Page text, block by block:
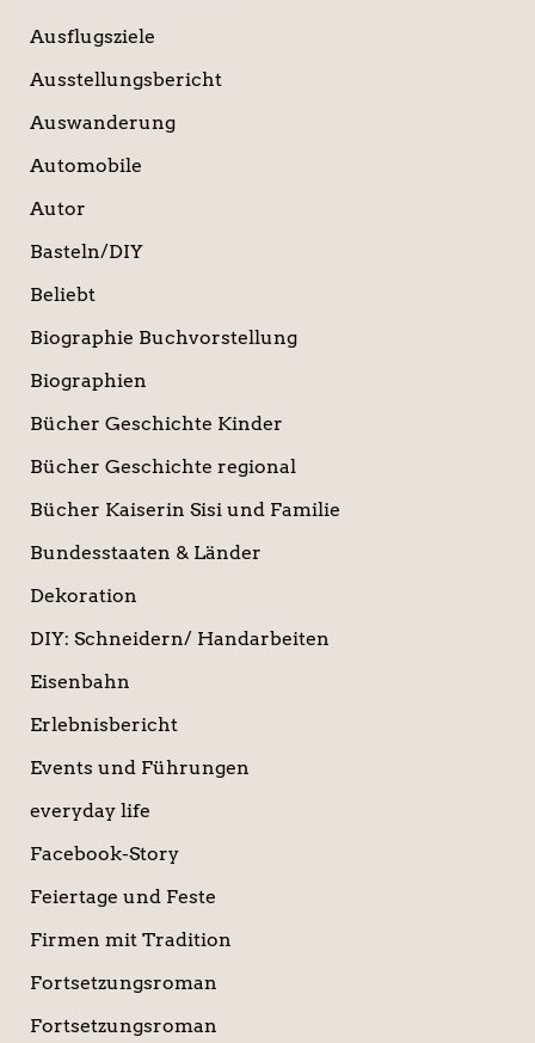
Ausflugsziele
Ausstellungsbericht
Auswanderung
Automobile
Autor
Basteln/DIY
Beliebt
Biographie Buchvorstellung
Biographien
Bücher Geschichte Kinder
Bücher Geschichte regional
Bücher Kaiserin Sisi und Familie
Bundesstaaten & Länder
Dekoration
DIY: Schneidern/ Handarbeiten
Eisenbahn
Erlebnisbericht
Events und Führungen
everyday life
Facebook-Story
Feiertage und Feste
Firmen mit Tradition
Fortsetzungsroman
Fortsetzungsroman